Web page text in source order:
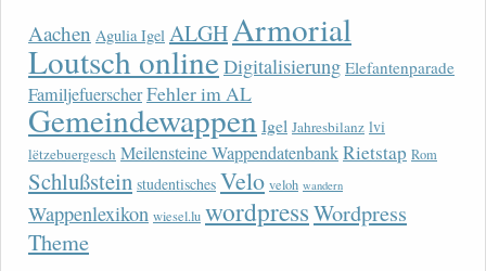
Aachen Agulia Igel ALGHArmorial
Loutsch onlineDigitalisierung Elefantenparade
FamiljefuerscherFehler im AL
Gemeindewappen Igel Jahresbilanz lvi
lëtzebuergesch Meilensteine WappendatenbankRietstap Rom
Schlußstein studentisches Velo veloh wandern
Wappenlexikon wiesel.lu wordpressWordpress
Theme